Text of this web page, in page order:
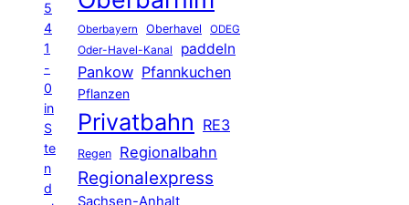
5
4
1
-
0
in
S
te
n
d
Oberbayern Oberhavel ODEG
Oder-Havel-Kanal paddeln
Pankow Pfannkuchen
Pflanzen
Privatbahn RE3
Regen Regionalbahn
Regionalexpress
Sachsen-Anhalt